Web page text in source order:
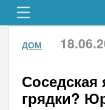
ДОМ
Соседская
грядки?